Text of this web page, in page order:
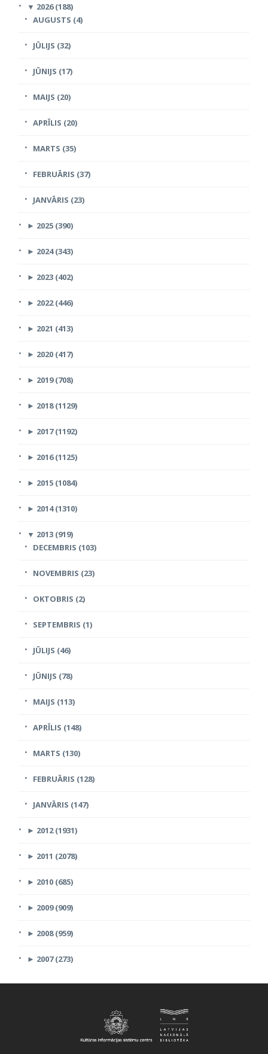
▼ 2026 (188)
AUGUSTS (4)
JŪLIJS (32)
JŪNIJS (17)
MAIJS (20)
APRĪLIS (20)
MARTS (35)
FEBRUĀRIS (37)
JANVĀRIS (23)
► 2025 (390)
► 2024 (343)
► 2023 (402)
► 2022 (446)
► 2021 (413)
► 2020 (417)
► 2019 (708)
► 2018 (1129)
► 2017 (1192)
► 2016 (1125)
► 2015 (1084)
► 2014 (1310)
▼ 2013 (919)
DECEMBRIS (103)
NOVEMBRIS (23)
OKTOBRIS (2)
SEPTEMBRIS (1)
JŪLIJS (46)
JŪNIJS (78)
MAIJS (113)
APRĪLIS (148)
MARTS (130)
FEBRUĀRIS (128)
JANVĀRIS (147)
► 2012 (1931)
► 2011 (2078)
► 2010 (685)
► 2009 (909)
► 2008 (959)
► 2007 (273)